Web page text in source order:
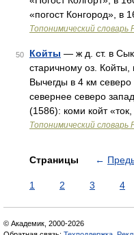
«погост Конгород», в
Топонимический словарь
50 Койты — ж д. ст. в
старичному оз. Койты,
Вычегды в 4 км северо
севернее северо
(1586): коми койт
Топонимический словарь
Страницы ←
1 2 3 4
© Академик, 2000-2026